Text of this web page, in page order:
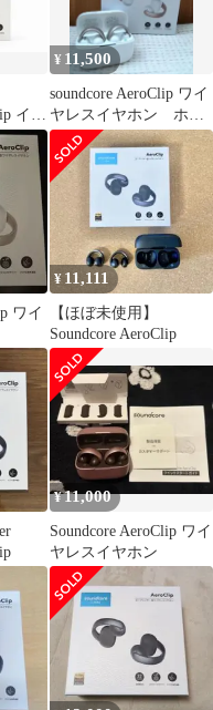
イヤ
¥ 11,500
soundcore AeroClip ワイ
ヤレスイヤホン ホワ
イト&ゴールド
ワイ
¥ 11,111
【ほぼ未使用】
Soundcore AeroClip
¥11,000
Soundcore AeroClip ワイ
ヤレスイヤホン